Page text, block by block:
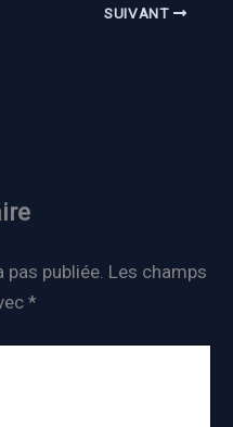
SUIVANT
publiée. Les champs
*